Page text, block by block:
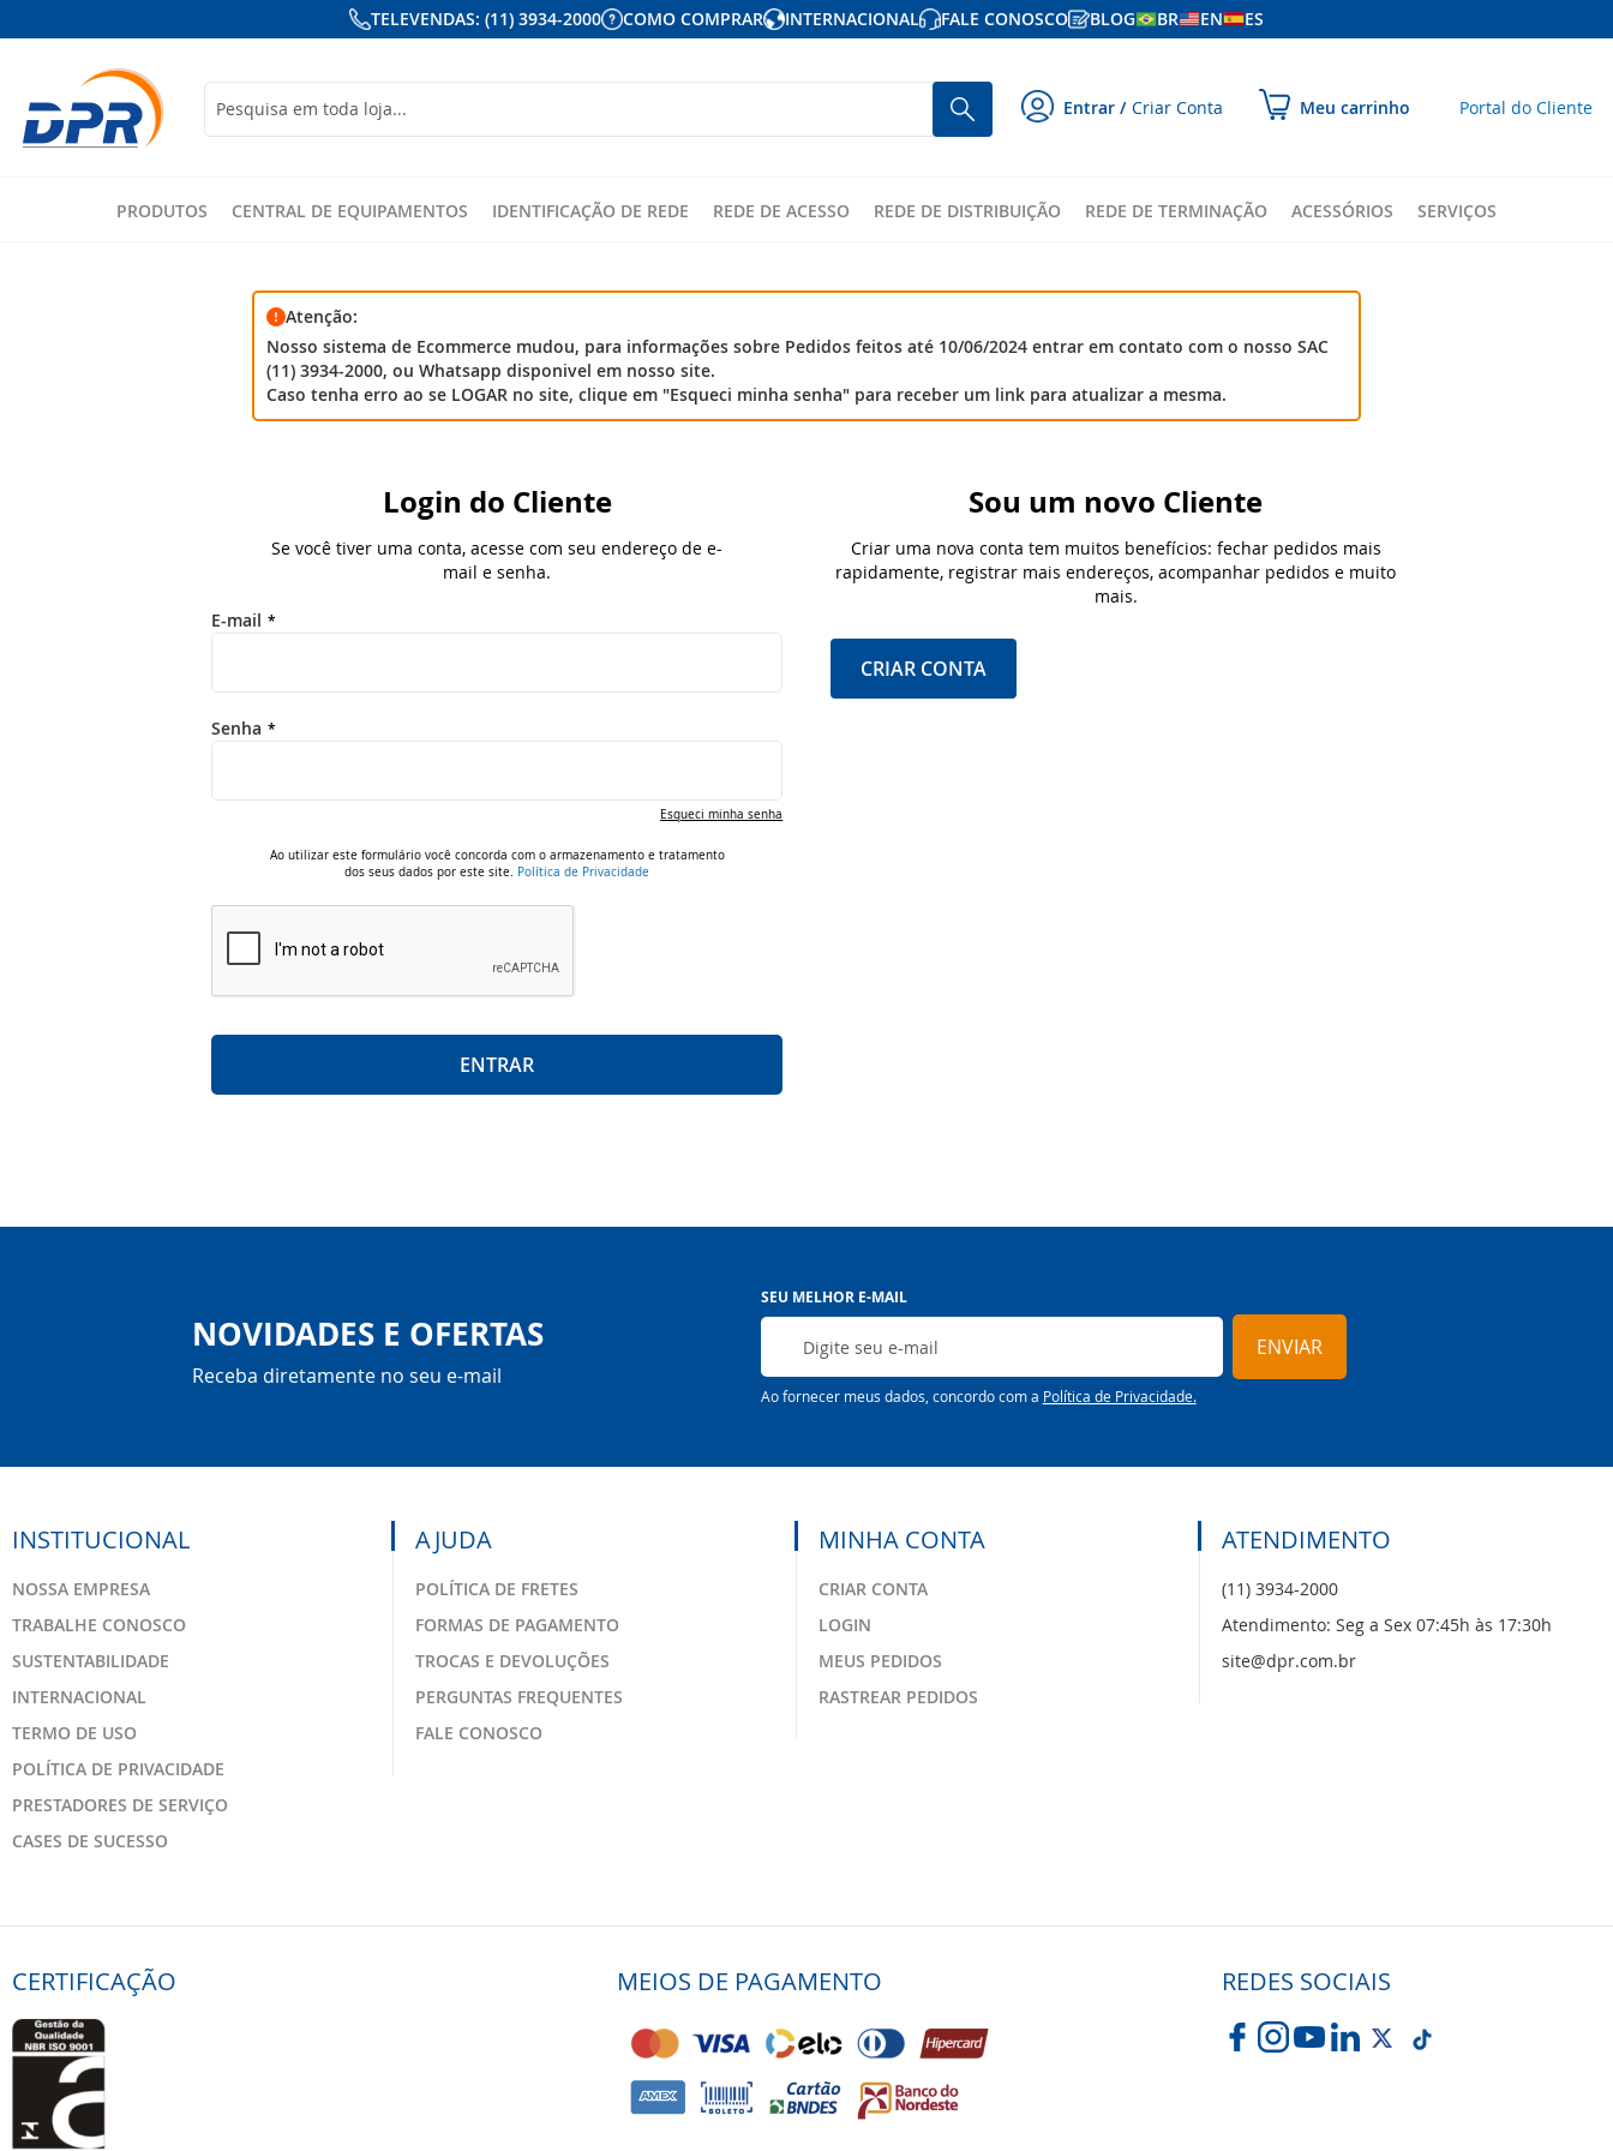
TELEVENDAS: (11) 3934-2000 COMO COMPRAR INTERNACIONAL FALE CONOSCO BLOG BR EN ES
Busca
Busca
Pular
Entrar Criar Conta Meu carrinho Portal do Cliente
PRODUTOS CENTRAL DE EQUIPAMENTOS IDENTIFICAÇÃO DE REDE REDE DE ACESSO REDE DE DISTRIBUIÇÃO REDE DE TERMINAÇÃO ACESSÓRIOS SERVIÇOS
Atenção:
Nosso sistema de Ecommerce mudou, para informações sobre Pedidos feitos até 10/06/2024 entrar em contato com o nosso SAC
(11) 3934-2000, ou Whatsapp disponivel em nosso site.
Caso tenha erro ao se LOGAR no site, clique em "Esqueci minha senha" para receber um link para atualizar a mesma.
Login do Cliente
Se você tiver uma conta, acesse com seu endereço de e-
mail e senha.
E-mail
Senha
Esqueci minha senha
Ao utilizar este formulário você concorda com o armazenamento e tratamento
dos seus dados por este site. Política de Privacidade
ENTRAR
Sou um novo Cliente
Criar uma nova conta tem muitos benefícios: fechar pedidos mais
rapidamente, registrar mais endereços, acompanhar pedidos e muito
mais.
CRIAR CONTA
NOVIDADES E OFERTAS
Receba diretamente no seu e-mail
Inscreva-
se
nossa
Newsletter:
SEU MELHOR E-MAIL
Ao fornecer meus dados, concordo com a Política de Privacidade.
ENVIAR
INSTITUCIONAL
NOSSA EMPRESA
TRABALHE CONOSCO
SUSTENTABILIDADE
INTERNACIONAL
TERMO DE USO
POLÍTICA DE PRIVACIDADE
PRESTADORES DE SERVIÇO
CASES DE SUCESSO
AJUDA
POLÍTICA DE FRETES
FORMAS DE PAGAMENTO
TROCAS E DEVOLUÇÕES
PERGUNTAS FREQUENTES
FALE CONOSCO
MINHA CONTA
CRIAR CONTA
LOGIN
MEUS PEDIDOS
RASTREAR PEDIDOS
ATENDIMENTO
(11) 3934-2000
Atendimento: Seg a Sex 07:45h às 17:30h
site@dpr.com.br
CERTIFICAÇÃO MEIOS DE PAGAMENTO REDES SOCIAIS